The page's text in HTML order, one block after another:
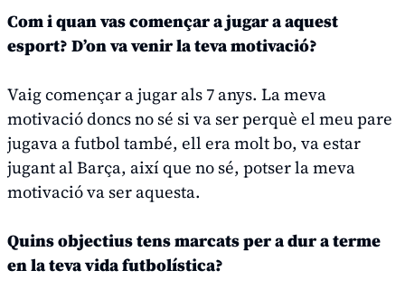
Com i quan vas començar a jugar a aquest
esport? D’on va venir la teva motivació?
Vaig començar a jugar als 7 anys. La meva
motivació doncs no sé si va ser perquè el meu pare
jugava a futbol també, ell era molt bo, va estar
jugant al Barça, així que no sé, potser la meva
motivació va ser aquesta.
Quins objectius tens marcats per a dur a terme
en la teva vida futbolística?